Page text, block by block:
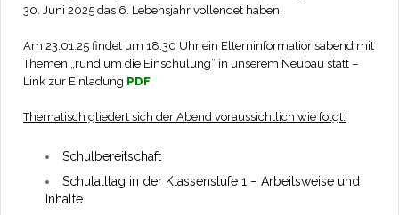
30. Juni 2025 das 6. Lebensjahr vollendet haben.
Am 23.01.25 findet um 18.30 Uhr ein Elterninformationsabend mit
Themen „rund um die Einschulung“ in unserem Neubau statt –
Link zur Einladung PDF
Thematisch gliedert sich der Abend voraussichtlich wie folgt:
Schulbereitschaft
Schulalltag in der Klassenstufe 1 – Arbeitsweise und
Inhalte